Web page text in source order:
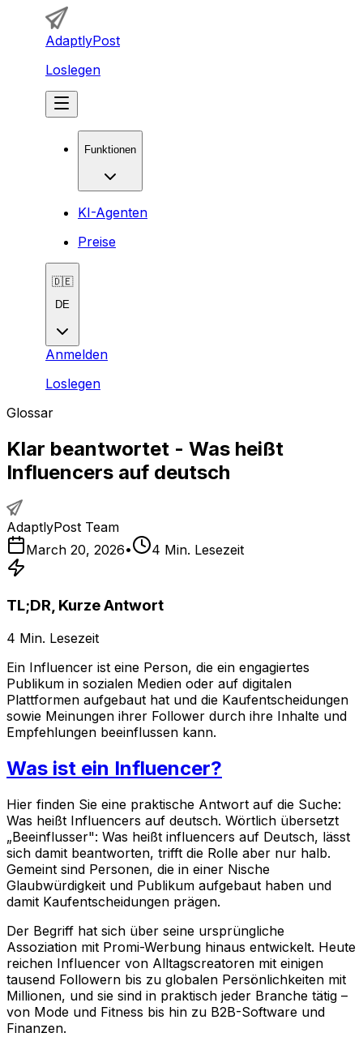
AdaptlyPost
Loslegen
Funktionen
KI-Agenten
Preise
🇩🇪
DE
Anmelden
Loslegen
Glossar
Klar beantwortet - Was heißt
Influencers auf deutsch
AdaptlyPost Team
March 20, 2026• 4 Min. Lesezeit
TL;DR, Kurze Antwort
4 Min. Lesezeit
Ein Influencer ist eine Person, die ein engagiertes
Publikum in sozialen Medien oder auf digitalen
Plattformen aufgebaut hat und die Kaufentscheidungen
sowie Meinungen ihrer Follower durch ihre Inhalte und
Empfehlungen beeinflussen kann.
Was ist ein Influencer?
Hier finden Sie eine praktische Antwort auf die Suche:
Was heißt Influencers auf deutsch. Wörtlich übersetzt
„Beeinflusser": Was heißt influencers auf Deutsch, lässt
sich damit beantworten, trifft die Rolle aber nur halb.
Gemeint sind Personen, die in einer Nische
Glaubwürdigkeit und Publikum aufgebaut haben und
damit Kaufentscheidungen prägen.
Der Begriff hat sich über seine ursprüngliche
Assoziation mit Promi-Werbung hinaus entwickelt. Heute
reichen Influencer von Alltagscreatoren mit einigen
tausend Followern bis zu globalen Persönlichkeiten mit
Millionen, und sie sind in praktisch jeder Branche tätig –
von Mode und Fitness bis hin zu B2B-Software und
Finanzen.